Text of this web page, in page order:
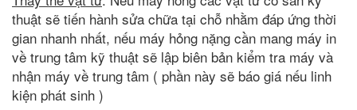
thuật sẽ tiến hành sửa chữa tại chỗ nhằm đáp ứng thời
gian nhanh nhất, nếu máy hỏng nặng cần mang máy in
về trung tâm kỹ thuật sẽ lập biên bản kiểm tra máy và
nhận máy về trung tâm ( phần này sẽ báo giá nếu linh
kiện phát sinh )